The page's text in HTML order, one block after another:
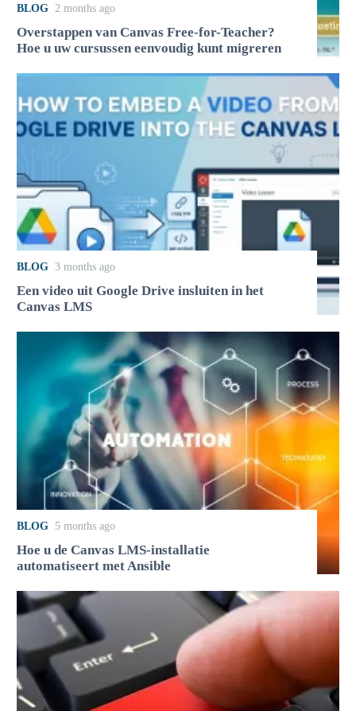
BLOG 2 months ago
Overstappen van Canvas Free-for-Teacher?
Hoe u uw cursussen eenvoudig kunt migreren
BLOG 3 months ago
Een video uit Google Drive insluiten in het
Canvas LMS
BLOG 5 months ago
Hoe u de Canvas LMS-installatie
automatiseert met Ansible